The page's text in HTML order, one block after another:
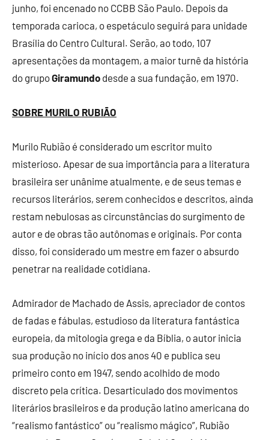
junho, foi encenado no CCBB São Paulo. Depois da
temporada carioca, o espetáculo seguirá para unidade
Brasília do Centro Cultural. Serão, ao todo, 107
apresentações da montagem, a maior turnê da história
do grupoGiramundo desde a sua fundação, em 1970.
SOBRE MURILO RUBIÃO
Murilo Rubião é considerado um escritor muito
misterioso. Apesar de sua importância para a literatura
brasileira ser unânime atualmente, e de seus temas e
recursos literários, serem conhecidos e descritos, ainda
restam nebulosas as circunstâncias do surgimento de
autor e de obras tão autônomas e originais. Por conta
disso, foi considerado um mestre em fazer o absurdo
penetrar na realidade cotidiana.
Admirador de Machado de Assis, apreciador de contos
de fadas e fábulas, estudioso da literatura fantástica
europeia, da mitologia grega e da Bíblia, o autor inicia
sua produção no início dos anos 40 e publica seu
primeiro conto em 1947, sendo acolhido de modo
discreto pela crítica. Desarticulado dos movimentos
literários brasileiros e da produção latino americana do
“realismo fantástico” ou “realismo mágico”, Rubião